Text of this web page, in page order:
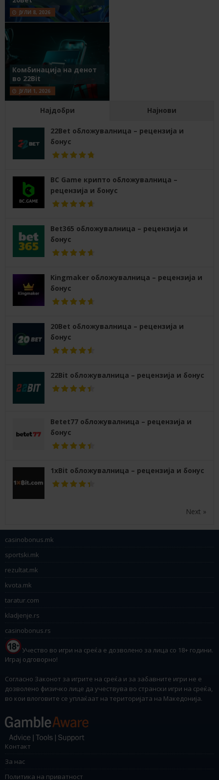
ЈУЛИ 8, 2026
Комбинација на денот
во 22Bit
ЈУЛИ 1, 2026
Најдобри Најнови
22Bet обложувалница – рецензија и
бонус
BC Game крипто обложувалница –
рецензија и бонус
Bet365 обложувалница – рецензија и
бонус
Kingmaker обложувалница – рецензија и
бонус
20Bet обложувалница – рецензија и
бонус
22Bit обложувалница – рецензија и бонус
Betet77 обложувалница – рецензија и
бонус
1xBit обложувалница – рецензија и бонус
Next »
casinobonus.mk
sportski.mk
rezultat.mk
kvota.mk
taratur.com
kladjenje.rs
casinobonus.rs
Учество во игри на среќа е дозволено за лица со 18+ години.
Играј одговорно!
Согласно Законот за игрите на среќа и за забавните игри не е
дозволено физичко лице да учествува во странски игри на среќа,
во кои влоговите се уплаќаат на територијата на Македонија.
Контакт
За нас
Политика на приватност